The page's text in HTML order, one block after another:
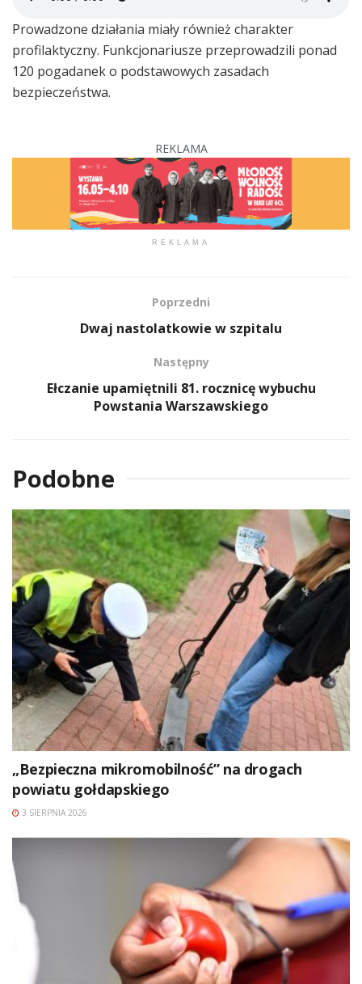
Prowadzone działania miały również charakter
profilaktyczny. Funkcjonariusze przeprowadzili ponad
120 pogadanek o podstawowych zasadach
bezpieczeństwa.
REKLAMA
REKLAMA
Poprzedni
Dwaj nastolatkowie w szpitalu
Następny
Ełczanie upamiętnili 81. rocznicę wybuchu
Powstania Warszawskiego
Podobne
„Bezpieczna mikromobilność” na drogach
powiatu gołdapskiego
3 SIERPNIA 2026